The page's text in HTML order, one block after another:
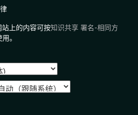
站上的内容可按知识共享 署名-相同方
。